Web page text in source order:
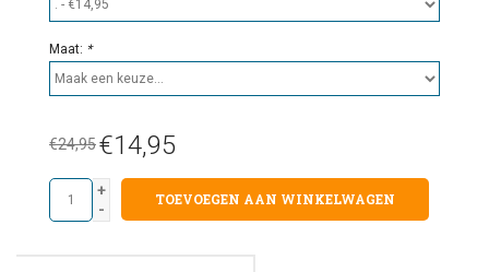
Maat: *
€24,95€14,95
+
-
TOEVOEGEN AAN WINKELWAGEN